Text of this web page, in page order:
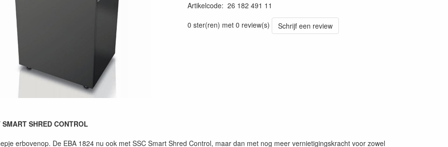
Artikelcode: 26 182 491 11
0 ster(ren) met 0 review(s)
Schrijf een review
SMART SHRED CONTROL
erbovenop. De EBA 1824 nu ook met SSC Smart Shred Control, maar dan met nog meer vernietigingskracht voor zowel